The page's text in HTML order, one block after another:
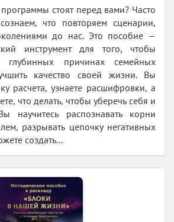
стоят перед вами? Часто
что повторяем сценарии,
до нас. Это пособие —
инструмент для того, чтобы
глубинных причинах семейных
качество своей жизни. Вы
расчета, узнаете расшифровки, а
что делать, чтобы уберечь себя и
научитесь распознавать корни
разрывать цепочку негативных
создать...